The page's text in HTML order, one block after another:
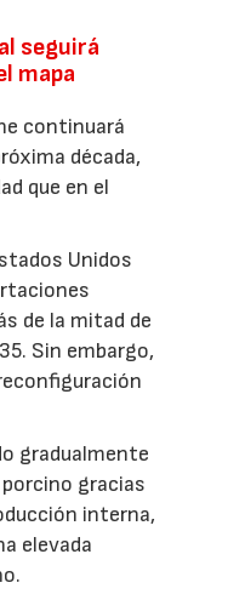
seguirá
mapa
continuará
década,
que en el
Unidos
de la mitad de
Sin embargo,
gradualmente
gracias
interna,
elevada